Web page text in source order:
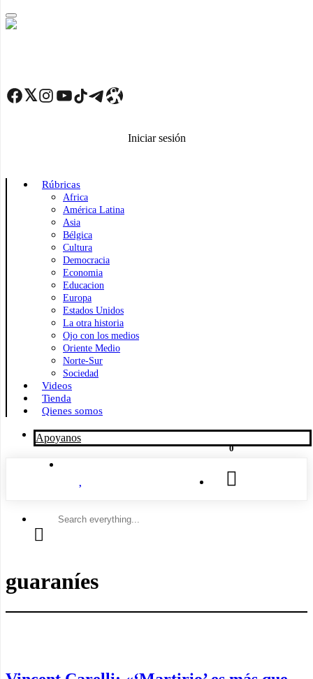
Skip
to
Facebook Twitter Instagram YouTube TikTok Telegram Enlace
Iniciar sesión
Rúbricas
Africa
América Latina
Asia
Bélgica
Cultura
Democracia
Economia
Educacion
Europa
Estados Unidos
La otra historia
Ojo con los medios
Oriente Medio
Norte-Sur
Sociedad
Videos
Tienda
Qienes somos
Apoyanos
0
Search
guaraníes